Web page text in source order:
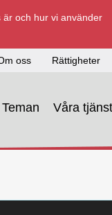
är och hur vi använder
oss Rättigheter
Teman Våra